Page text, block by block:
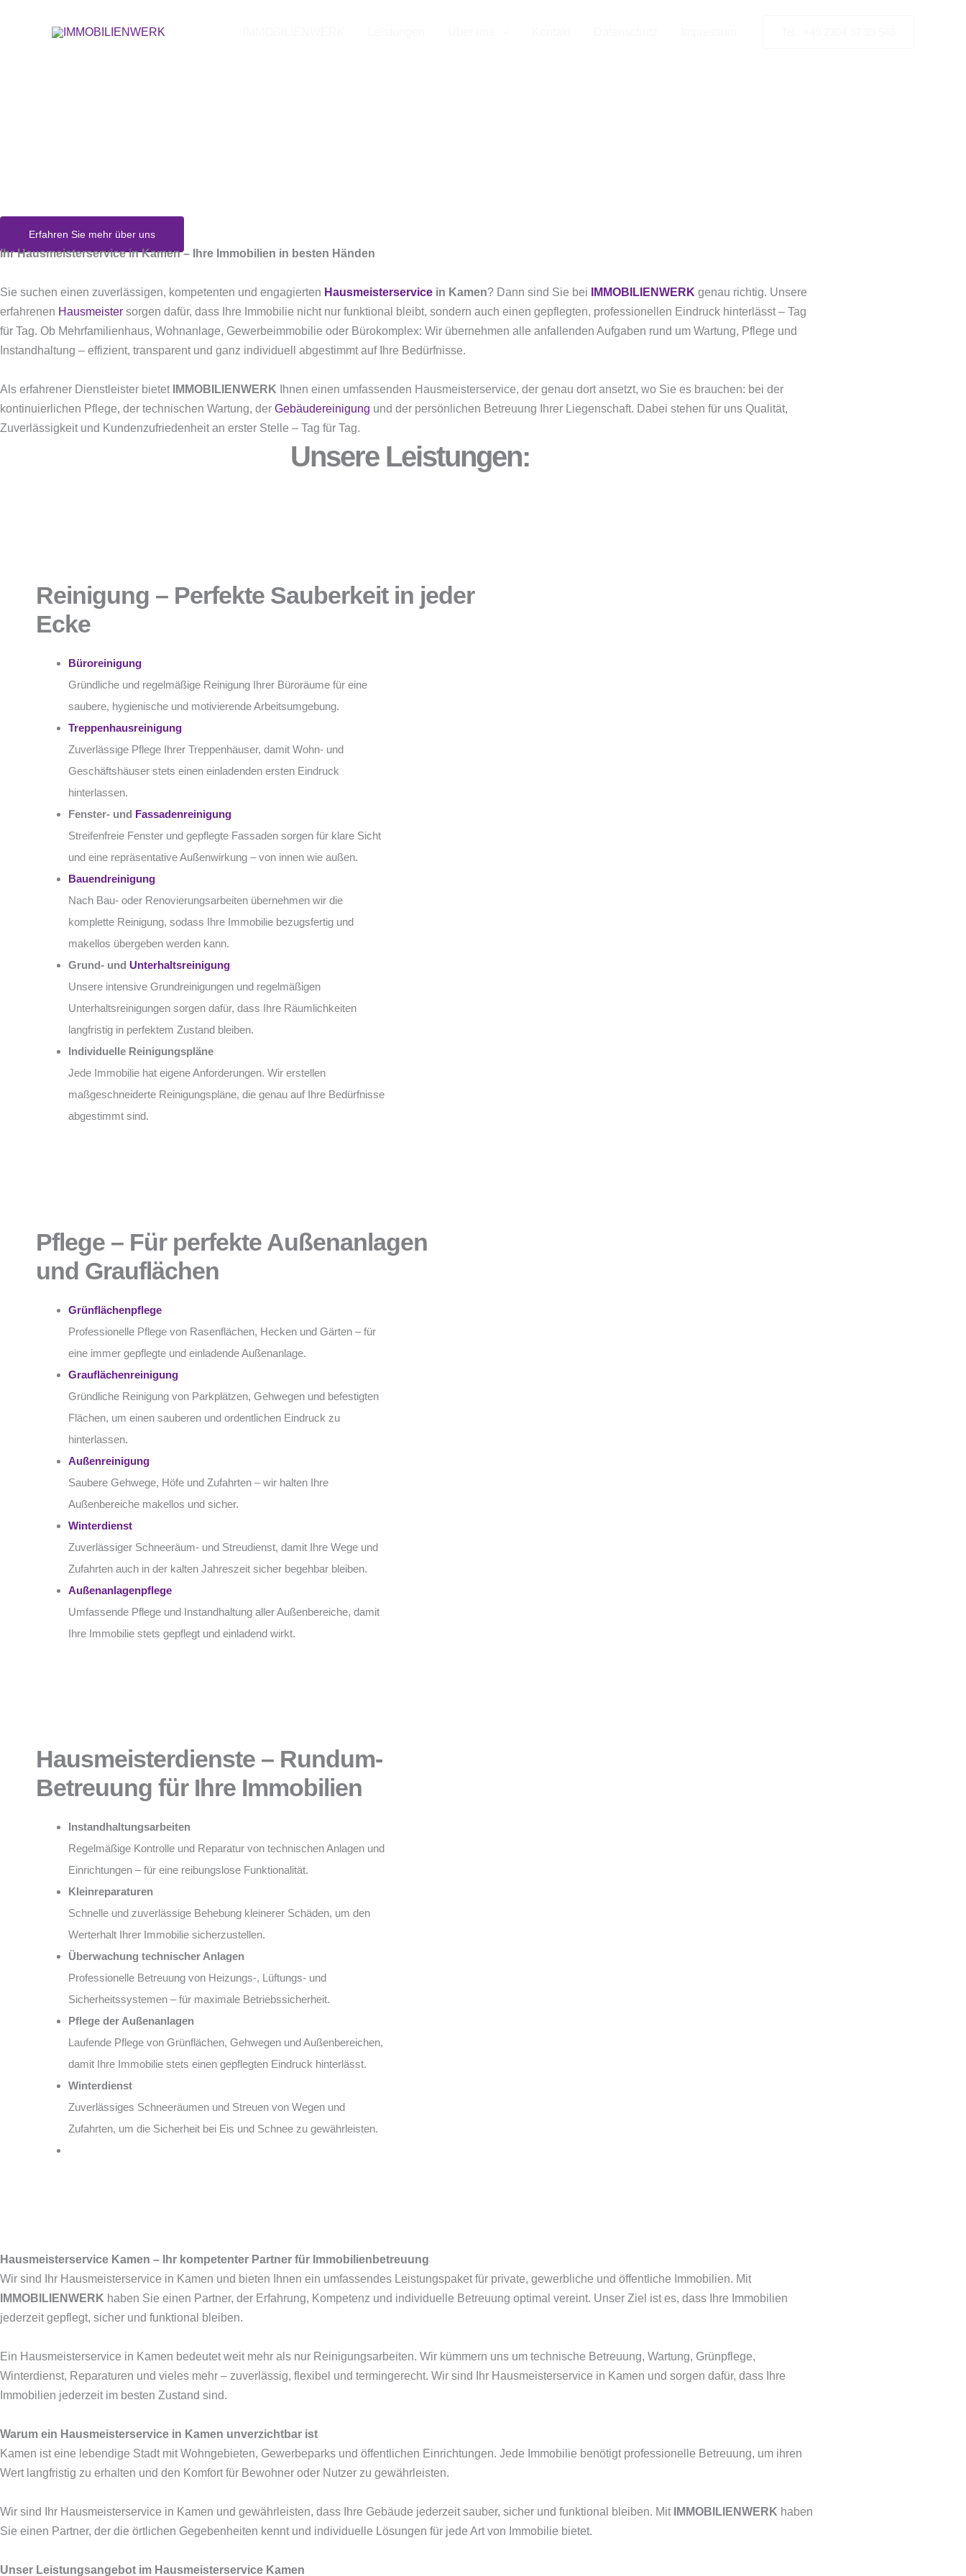
Erfahren Sie mehr über uns
Ihr Hausmeisterservice in Kamen – Ihre Immobilien in besten Händen
Sie suchen einen zuverlässigen, kompetenten und engagierten Hausmeisterservice in Kamen? Dann sind Sie bei IMMOBILIENWERK genau richtig. Unsere
erfahrenen Hausmeister sorgen dafür, dass Ihre Immobilie nicht nur funktional bleibt, sondern auch einen gepflegten, professionellen Eindruck hinterlässt – Tag
für Tag. Ob Mehrfamilienhaus, Wohnanlage, Gewerbeimmobilie oder Bürokomplex: Wir übernehmen alle anfallenden Aufgaben rund um Wartung, Pflege und
Instandhaltung – effizient, transparent und ganz individuell abgestimmt auf Ihre Bedürfnisse.
Als erfahrener Dienstleister bietet IMMOBILIENWERK Ihnen einen umfassenden Hausmeisterservice, der genau dort ansetzt, wo Sie es brauchen: bei der
kontinuierlichen Pflege, der technischen Wartung, der Gebäudereinigung und der persönlichen Betreuung Ihrer Liegenschaft. Dabei stehen für uns Qualität,
Zuverlässigkeit und Kundenzufriedenheit an erster Stelle – Tag für Tag.
Unsere Leistungen:
Reinigung – Perfekte Sauberkeit in jeder
Ecke
Büroreinigung
Gründliche und regelmäßige Reinigung Ihrer Büroräume für eine
saubere, hygienische und motivierende Arbeitsumgebung.
Treppenhausreinigung
Zuverlässige Pflege Ihrer Treppenhäuser, damit Wohn- und
Geschäftshäuser stets einen einladenden ersten Eindruck
hinterlassen.
Fenster- und Fassadenreinigung
Streifenfreie Fenster und gepflegte Fassaden sorgen für klare Sicht
und eine repräsentative Außenwirkung – von innen wie außen.
Bauendreinigung
Nach Bau- oder Renovierungsarbeiten übernehmen wir die
komplette Reinigung, sodass Ihre Immobilie bezugsfertig und
makellos übergeben werden kann.
Grund- und Unterhaltsreinigung
Unsere intensive Grundreinigungen und regelmäßigen
Unterhaltsreinigungen sorgen dafür, dass Ihre Räumlichkeiten
langfristig in perfektem Zustand bleiben.
Individuelle Reinigungspläne
Jede Immobilie hat eigene Anforderungen. Wir erstellen
maßgeschneiderte Reinigungspläne, die genau auf Ihre Bedürfnisse
abgestimmt sind.
Pflege – Für perfekte Außenanlagen
und Grauflächen
Grünflächenpflege
Professionelle Pflege von Rasenflächen, Hecken und Gärten – für
eine immer gepflegte und einladende Außenanlage.
Grauflächenreinigung
Gründliche Reinigung von Parkplätzen, Gehwegen und befestigten
Flächen, um einen sauberen und ordentlichen Eindruck zu
hinterlassen.
Außenreinigung
Saubere Gehwege, Höfe und Zufahrten – wir halten Ihre
Außenbereiche makellos und sicher.
Winterdienst
Zuverlässiger Schneeräum- und Streudienst, damit Ihre Wege und
Zufahrten auch in der kalten Jahreszeit sicher begehbar bleiben.
Außenanlagenpflege
Umfassende Pflege und Instandhaltung aller Außenbereiche, damit
Ihre Immobilie stets gepflegt und einladend wirkt.
Hausmeisterdienste – Rundum-
Betreuung für Ihre Immobilien
Instandhaltungsarbeiten
Regelmäßige Kontrolle und Reparatur von technischen Anlagen und
Einrichtungen – für eine reibungslose Funktionalität.
Kleinreparaturen
Schnelle und zuverlässige Behebung kleinerer Schäden, um den
Werterhalt Ihrer Immobilie sicherzustellen.
Überwachung technischer Anlagen
Professionelle Betreuung von Heizungs-, Lüftungs- und
Sicherheitssystemen – für maximale Betriebssicherheit.
Pflege der Außenanlagen
Laufende Pflege von Grünflächen, Gehwegen und Außenbereichen,
damit Ihre Immobilie stets einen gepflegten Eindruck hinterlässt.
Winterdienst
Zuverlässiges Schneeräumen und Streuen von Wegen und
Zufahrten, um die Sicherheit bei Eis und Schnee zu gewährleisten.
Hausmeisterservice Kamen – Ihr kompetenter Partner für Immobilienbetreuung
Wir sind Ihr Hausmeisterservice in Kamen und bieten Ihnen ein umfassendes Leistungspaket für private, gewerbliche und öffentliche Immobilien. Mit
IMMOBILIENWERK haben Sie einen Partner, der Erfahrung, Kompetenz und individuelle Betreuung optimal vereint. Unser Ziel ist es, dass Ihre Immobilien
jederzeit gepflegt, sicher und funktional bleiben.
Ein Hausmeisterservice in Kamen bedeutet weit mehr als nur Reinigungsarbeiten. Wir kümmern uns um technische Betreuung, Wartung, Grünpflege,
Winterdienst, Reparaturen und vieles mehr – zuverlässig, flexibel und termingerecht. Wir sind Ihr Hausmeisterservice in Kamen und sorgen dafür, dass Ihre
Immobilien jederzeit im besten Zustand sind.
Warum ein Hausmeisterservice in Kamen unverzichtbar ist
Kamen ist eine lebendige Stadt mit Wohngebieten, Gewerbeparks und öffentlichen Einrichtungen. Jede Immobilie benötigt professionelle Betreuung, um ihren
Wert langfristig zu erhalten und den Komfort für Bewohner oder Nutzer zu gewährleisten.
Wir sind Ihr Hausmeisterservice in Kamen und gewährleisten, dass Ihre Gebäude jederzeit sauber, sicher und funktional bleiben. Mit IMMOBILIENWERK haben
Sie einen Partner, der die örtlichen Gegebenheiten kennt und individuelle Lösungen für jede Art von Immobilie bietet.
Unser Leistungsangebot im Hausmeisterservice Kamen